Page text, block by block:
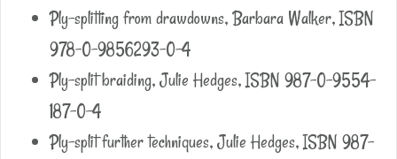
Ply-splitting from drawdowns, Barbara Walker, ISBN
978-0-9856293-0-4
Ply-split braiding, Julie Hedges, ISBN 987-0-9554-
187-0-4
Ply-split further techniques, Julie Hedges, ISBN 987-